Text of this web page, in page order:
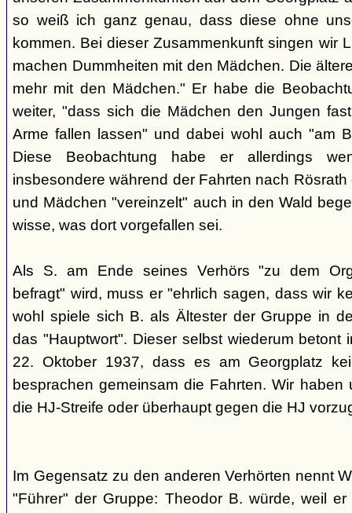
so weiß ich ganz genau, dass diese ohne
kommen. Bei dieser Zusammenkunft singen wir
machen Dummheiten mit den Mädchen. Die
mehr mit den Mädchen." Er habe die
weiter, "dass sich die Mädchen den Jungen
Arme fallen lassen" und dabei wohl auch "am
Diese Beobachtung habe er allerdings
insbesondere während der Fahrten nach
und Mädchen "vereinzelt" auch in den Wald
wisse, was dort vorgefallen sei.
Als S. am Ende seines Verhörs "zu dem
befragt" wird, muss er "ehrlich sagen, dass wir
wohl spiele sich B. als Ältester der Gruppe in
das "Hauptwort". Dieser selbst wiederum betont
22. Oktober 1937, dass es am Georgplatz
besprachen gemeinsam die Fahrten. Wir
die HJ-Streife oder überhaupt gegen die HJ
Im Gegensatz zu den anderen Verhörten nennt
"Führer" der Gruppe: Theodor B. würde, weil